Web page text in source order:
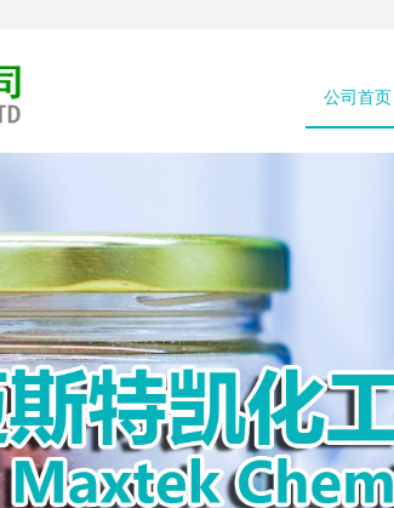
公司首页